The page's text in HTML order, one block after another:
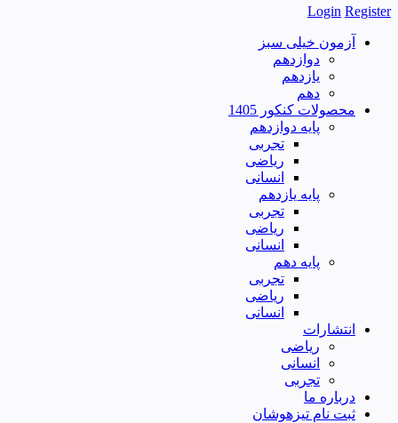
Login Register
آزمون خیلی سبز
دوازدهم
یازدهم
دهم
محصولات کنکور 1405
پایه دوازدهم
تجربی
ریاضی
انسانی
پایه یازدهم
تجربی
ریاضی
انسانی
پایه دهم
تجربی
ریاضی
انسانی
انتشارات
ریاضی
انسانی
تجربی
درباره ما
ثبت نام تیزهوشان